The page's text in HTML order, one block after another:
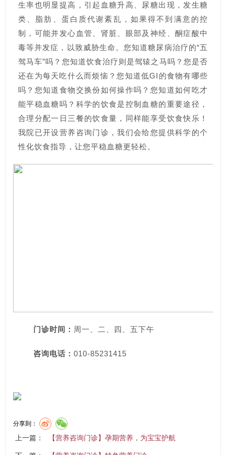
生率也明显提高，引起血糖升高、尿糖出现，发生糖
类、脂肪、蛋白质代谢紊乱，如果得不到满意的控
制，可能并发心血管、肾脏、眼部及神经、酮症酸中
毒等并发症，以致威胁生命。您知道糖尿病治疗的“五
驾马车”吗？您知道饮食治疗则是驾辕之马吗？您是否
还在为每天吃什么而烦恼？您知道低GI的食物有哪些
吗？您知道食物交换份如何操作吗？您知道如何吃才
能平稳血糖吗？科学的饮食是控制血糖的重要途径，
合理分配一日三餐的饮食量，同样能享受饮食快乐！
我院已开设营养咨询门诊，我们会给您提供科学的个
性化饮食指导，让您平稳血糖更轻松。
门诊时间： 周一、二、四、五下午
咨询电话： 010-85231415
分享到：
上一篇： 【营养咨询门诊】孕期营养，为宝宝护航